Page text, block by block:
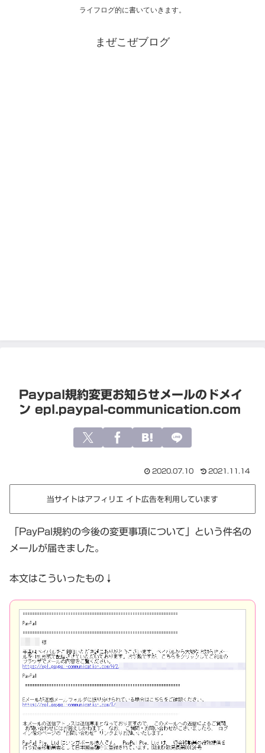
ライフログ的に書いていきます。
まぜこぜブログ
Paypal規約変更お知らせメールのドメイ
ン epl.paypal-communication.com
2020.07.10 2021.11.14
当サイトはアフィリエ イト広告を利用しています
「PayPal規約の今後の変更事項について」という件名の
メールが届きました。
本文はこういったもの↓